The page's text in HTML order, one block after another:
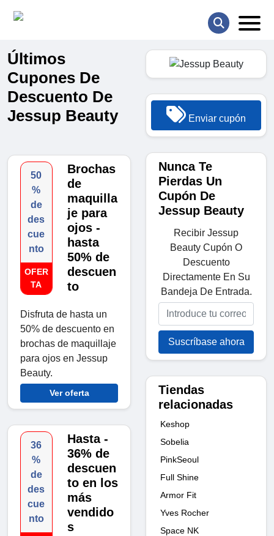
Últimos
Cupones De
Descuento De
Jessup Beauty
50
%
de
des
cue
nto
OFER
TA
Brochas
de
maquilla
je para
ojos -
hasta
50% de
descuen
to
Disfruta de hasta un
50% de descuento en
brochas de maquillaje
para ojos en Jessup
Beauty.
Ver oferta
36
%
de
des
cue
nto
Hasta -
36% de
descuen
to en los
más
vendido
s
Enviar cupón
Nunca Te
Pierdas Un
Cupón De
Jessup Beauty
Recibir Jessup
Beauty Cupón O
Descuento
Directamente En Su
Bandeja De Entrada.
Suscríbase ahora
Tiendas
relacionadas
Keshop
Sobelia
PinkSeoul
Full Shine
Armor Fit
Yves Rocher
Space NK